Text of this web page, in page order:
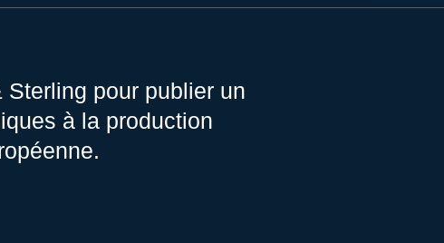
pour publier un
à la production